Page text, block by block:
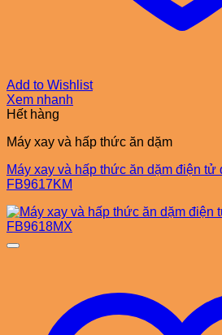
Add to Wishlist
Xem nhanh
Hết hàng
Máy xay và hấp thức ăn dặm
Máy xay và hấp thức ăn dặm điện tử
FB9617KM